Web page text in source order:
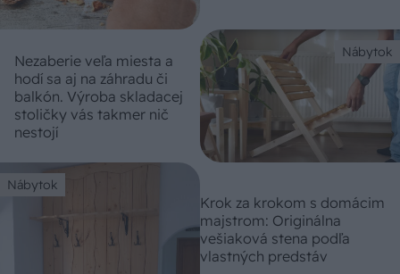
Nábytok
Nezaberie veľa miesta a
hodí sa aj na záhradu či
balkón. Výroba skladacej
stoličky vás takmer nič
nestojí
Nábytok
Krok za krokom s domácim
majstrom: Originálna
vešiaková stena podľa
vlastných predstáv